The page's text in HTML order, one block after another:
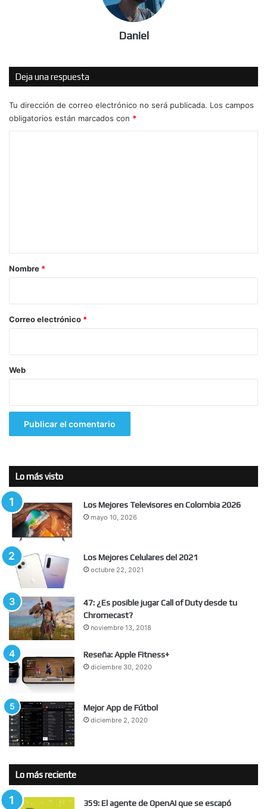
Daniel
Deja una respuesta
Tu dirección de correo electrónico no será publicada. Los campos
obligatorios están marcados con *
r
*
Nombre *
Correo electrónico *
Web
Lo más visto
Los Mejores Televisores en Colombia 2026
mayo 10, 2026
Los Mejores Celulares del 2021
octubre 22, 2021
47: ¿Es posible jugar Call of Duty desde tu
Chromecast?
noviembre 13, 2018
Reseña: Apple Fitness+
diciembre 30, 2020
Mejor App de Fútbol
diciembre 2, 2020
Lo más reciente
359: El agente de OpenAI que se escapó